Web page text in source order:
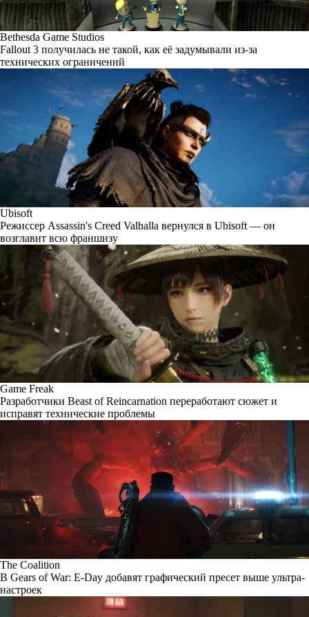
Bethesda Game Studios
Fallout 3 получилась не такой, как её задумывали из-за
технических ограничений
Ubisoft
Режиссер Assassin's Creed Valhalla вернулся в Ubisoft — он
возглавит всю франшизу
Game Freak
Разработчики Beast of Reincarnation переработают сюжет и
исправят технические проблемы
The Coalition
В Gears of War: E-Day добавят графический пресет выше ультра-
настроек